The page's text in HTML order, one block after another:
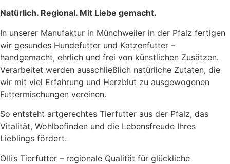
Natürlich. Regional. Mit Liebe gemacht.
In unserer Manufaktur in Münchweiler in der Pfalz fertigen
wir gesundes Hundefutter und Katzenfutter –
handgemacht, ehrlich und frei von künstlichen Zusätzen.
Verarbeitet werden ausschließlich natürliche Zutaten, die
wir mit viel Erfahrung und Herzblut zu ausgewogenen
Futtermischungen vereinen.
So entsteht artgerechtes Tierfutter aus der Pfalz, das
Vitalität, Wohlbefinden und die Lebensfreude Ihres
Lieblings fördert.
Olli’s Tierfutter – regionale Qualität für glückliche